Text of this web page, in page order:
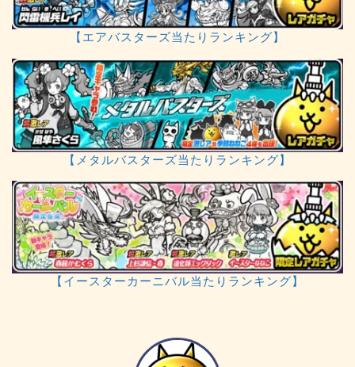
【エアバスターズ当たりランキング】
【メタルバスターズ当たりランキング】
【イースターカーニバル当たりランキング】